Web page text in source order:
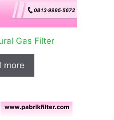
Gas Filter
more